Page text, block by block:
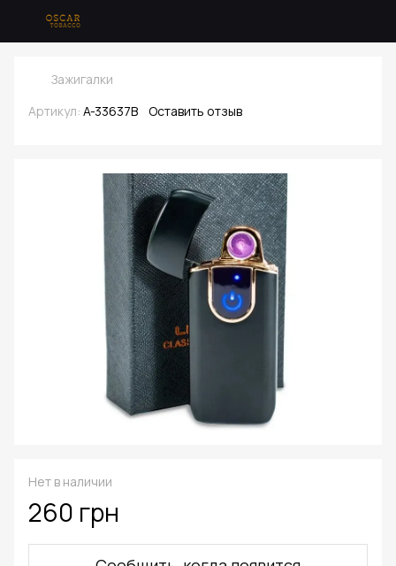
Зажигалки
Артикул: A-33637B Оставить отзыв
Нет в наличии
260 грн